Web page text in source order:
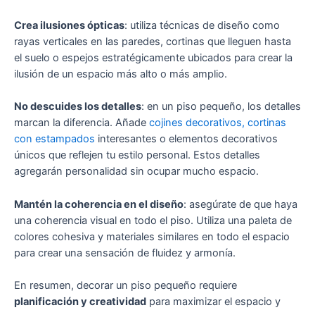
Crea ilusiones ópticas: utiliza técnicas de diseño como
rayas verticales en las paredes, cortinas que lleguen hasta
el suelo o espejos estratégicamente ubicados para crear la
ilusión de un espacio más alto o más amplio.
No descuides los detalles: en un piso pequeño, los detalles
marcan la diferencia. Añade cojines decorativos, cortinas
con estampados interesantes o elementos decorativos
únicos que reflejen tu estilo personal. Estos detalles
agregarán personalidad sin ocupar mucho espacio.
Mantén la coherencia en el diseño: asegúrate de que haya
una coherencia visual en todo el piso. Utiliza una paleta de
colores cohesiva y materiales similares en todo el espacio
para crear una sensación de fluidez y armonía.
En resumen, decorar un piso pequeño requiere
planificación y creatividad para maximizar el espacio y